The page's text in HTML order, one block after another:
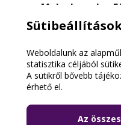
Melyek azok a
tulajdonában
érvényesek a
hozzájárulások?
Mit jelentek a
parkolóhelyek
Melyek azok a
Weboldalunk az
statisztika céljából
A sütikről bővebb
érhető el.
Az